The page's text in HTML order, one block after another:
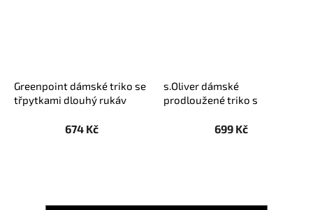
Greenpoint dámské triko se
třpytkami dlouhý rukáv
674 Kč
s.Oliver dámské
prodloužené triko s
699 Kč